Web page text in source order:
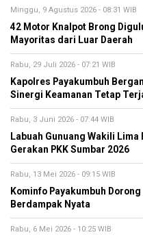
Minggu, 9 Agustus 2026 - 08:31 WIB
42 Motor Knalpot Brong
Mayoritas dari Luar Daerah
Rabu, 29 Juli 2026 - 07:21 WIB
Kapolres Payakumbuh
Sinergi Keamanan Tetap
Rabu, 3 Juni 2026 - 07:44 WIB
Labuah Gunuang Wakili
Gerakan PKK Sumbar 2026
Rabu, 13 Mei 2026 - 09:15 WIB
Kominfo Payakumbuh
Berdampak Nyata
Rabu, 6 Mei 2026 - 10:25 WIB